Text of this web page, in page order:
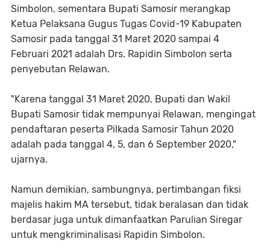
Simbolon, sementara Bupati Samosir merangkap
Ketua Pelaksana Gugus Tugas Covid-19 Kabupaten
Samosir pada tanggal 31 Maret 2020 sampai 4
Februari 2021 adalah Drs. Rapidin Simbolon serta
penyebutan Relawan.
"Karena tanggal 31 Maret 2020, Bupati dan Wakil
Bupati Samosir tidak mempunyai Relawan, mengingat
pendaftaran peserta Pilkada Samosir Tahun 2020
adalah pada tanggal 4, 5, dan 6 September 2020,"
ujarnya.
Namun demikian, sambungnya, pertimbangan fiksi
majelis hakim MA tersebut, tidak beralasan dan tidak
berdasar juga untuk dimanfaatkan Parulian Siregar
untuk mengkriminalisasi Rapidin Simbolon.